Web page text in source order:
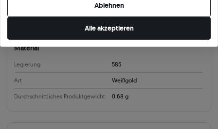
Ohrstecker
Material
Legierung 585
Art Weißgold
Durchschnittliches Produktgewicht 0.68 g
Ablehnen
Alle akzeptieren